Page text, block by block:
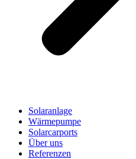
Solaranlage
Wärmepumpe
Solarcarports
Über uns
Referenzen